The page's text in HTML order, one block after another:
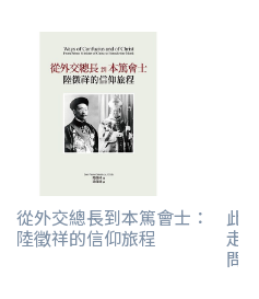
從外交總長到本篤會士：
陸徵祥的信仰旅程
此
走
問